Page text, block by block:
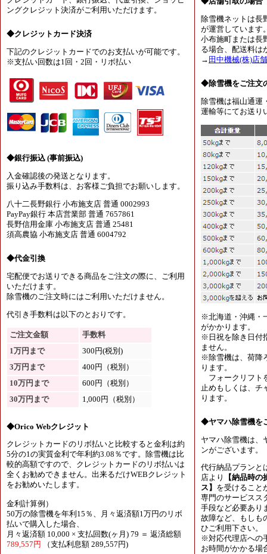
ングクレジット決済がご利用いただけます。
◆クレジットカード決済
下記のクレジットカードでのお支払いが可能です。
※支払い回数は1回・2回・リボ払い
◆銀行振込 (事前振込)
入金確認後の発送となります。
振り込み手数料は、お客様ご負担でお願いします。
八十二長野銀行 小布施支店 普通 0002993
PayPay銀行 本店営業部 普通 7657861
長野信用金庫 小布施支店 普通 25481
須高農協 小布施支店 普通 6004792
◆代金引換
宅配便でお送りできる商品をご注文の際に、ご利用
いただけます。
除雪機のご注文時にはご利用いただけません。
代引き手数料は以下のとおりです。
ご注文金額
手数料
1万円まで
300円(税別)
3万円まで
400円（税別）
10万円まで
600円（税別）
30万円まで
1,000円（税別）
◆Orico Webクレジット
クレジットカードのリボ払いと比較すると金利は約
5分の1の実質金利で年利約3.08％です。除雪機は比
較的高額ですので、クレジットカードのリボ払いは
全くお勧めできません。出来るだけWEBクレジット
をお勧めいたします。
金利計算例）
50万の除雪機を年利15％、月々返済額1万円のリボ
払いで購入した場合、
月々返済額 10,000 × 支払回数(ヶ月) 79 ＝ 返済総額
789,557円
（支払利息額 289,557円)
除雪機ネットは長
が運営しています
小布施町または長
る場合、配送料は
→ 田中機械(株)店
◆除雪機をご注文
除雪機は福山通運
運輸等にてお送り
※北海道・沖縄・
がかかります。
※日祝を除き日付
ません。
※除雪機は、荷降
ります。
フォークリフト
止めもしくは、チ
ります。
◆ヤマハ除雪機を
ヤマハ除雪機は、
ンがございます。
代行納品プランと
店より
【納品時
ス】 を受けること
専門のサービスス
手段など必要あり
故障など、もしも
ひご利用下さい。
※対応代理店への
お時間がかかる場